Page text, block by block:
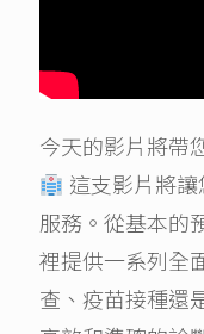
今天的影片將帶
這支影片將
服務。從基本的
裡提供一系列全
查、疫苗接種還